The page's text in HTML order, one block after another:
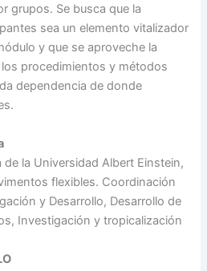
grupos. Se busca que la
sea un elemento vitalizador
y que se aproveche la
procedimientos y métodos
dependencia de donde
de la Universidad Albert Einstein,
flexibles. Coordinación
y Desarrollo, Desarrollo de
Investigación y tropicalización